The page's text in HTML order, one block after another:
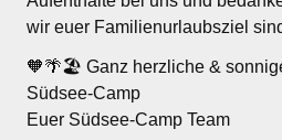
wir euer Familienurlaubsziel
🧡🌴🏖 Ganz herzliche &
Südsee-Camp
Euer Südsee-Camp Team